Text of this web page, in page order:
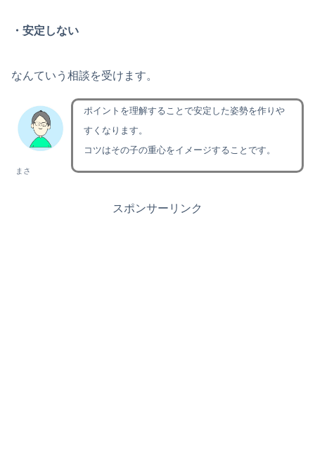
・安定しない
なんていう相談を受けます。
まさ
ポイントを理解することで安定した姿勢を作りや
すくなります。
コツはその子の重心をイメージすることです。
スポンサーリンク